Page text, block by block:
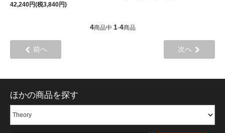
42,240円(税3,840円)
4商品中 1-4商品
前へ 次へ
ほかの商品を探す